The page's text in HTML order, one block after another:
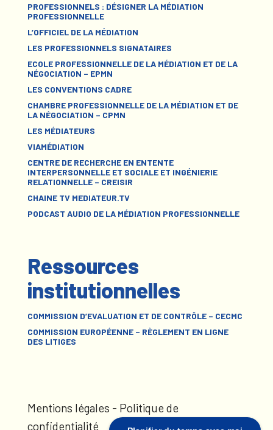
PROFESSIONNELS : DÉSIGNER LA MÉDIATION
PROFESSIONNELLE
L’OFFICIEL DE LA MÉDIATION
LES PROFESSIONNELS SIGNATAIRES
ECOLE PROFESSIONNELLE DE LA MÉDIATION ET DE LA
NÉGOCIATION – EPMN
LES CONVENTIONS CADRE
CHAMBRE PROFESSIONNELLE DE LA MÉDIATION ET DE
LA NÉGOCIATION – CPMN
LES MÉDIATEURS
VIAMÉDIATION
CENTRE DE RECHERCHE EN ENTENTE
INTERPERSONNELLE ET SOCIALE ET INGÉNIERIE
RELATIONNELLE – CREISIR
CHAINE TV MEDIATEUR.TV
PODCAST AUDIO DE LA MÉDIATION PROFESSIONNELLE
Ressources
institutionnelles
COMMISSION D’EVALUATION ET DE CONTRÔLE – CECMC
COMMISSION EUROPÉENNE – RÈGLEMENT EN LIGNE
DES LITIGES
Mentions légales - Politique de
confidentialité